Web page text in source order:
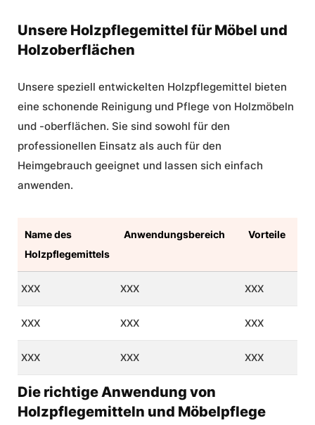
Unsere Holzpflegemittel für Möbel und
Holzoberflächen
Unsere speziell entwickelten Holzpflegemittel bieten
eine schonende Reinigung und Pflege von Holzmöbeln
und -oberflächen. Sie sind sowohl für den
professionellen Einsatz als auch für den
Heimgebrauch geeignet und lassen sich einfach
anwenden.
Name des
Holzpflegemittels
Anwendungsbereich Vorteile
XXX XXX XXX
XXX XXX XXX
XXX XXX XXX
Die richtige Anwendung von
Holzpflegemitteln und Möbelpflege